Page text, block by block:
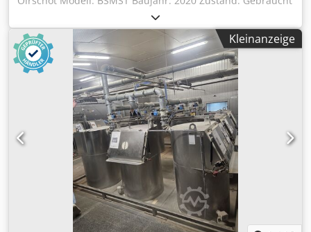
Seriennummer: 201002-K3 Lager-Nr.: 3414J Neigungshöhe:
970 mm Neigungswinkel: 0 - 100° Max. Belastung: max.
900 kg Codpfxoznh Ngs Aiksha Wannenabmessungen:
1000 x 1200 x 800 mm Ausfahrhöhe: 970 mm Antrieb: 12-V-
Semi-Traktionsbatterie Abmessungen: 1450 x 1150 x 1150
mm Gewicht: 300 kg
Kleinanzeige